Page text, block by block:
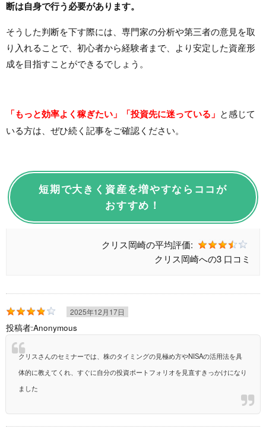
断は自身で行う必要があります。
そうした判断を下す際には、専門家の分析や第三者の意見を取
り入れることで、初心者から経験者まで、より安定した資産形
成を目指すことができるでしょう。
「もっと効率よく稼ぎたい」「投資先に迷っている」 と感じて
いる方は、ぜひ続く記事をご確認ください。
短期で大きく資産を増やすならココが
おすすめ！
クリス岡崎の平均評価:
クリス岡崎への3 口コミ
2025年12月17日
投稿者:Anonymous
クリスさんのセミナーでは、株のタイミングの見極め方やNISAの活用法を具
体的に教えてくれ、すぐに自分の投資ポートフォリオを見直すきっかけになり
ました